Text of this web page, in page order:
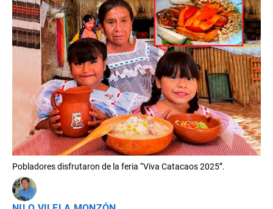
Pobladores disfrutaron de la feria “Viva Catacaos 2025”.